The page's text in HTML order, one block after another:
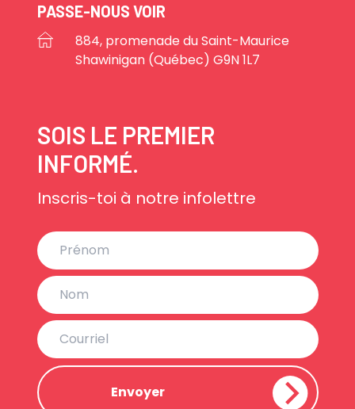
PASSE-NOUS VOIR
884, promenade du Saint-Maurice
Shawinigan (Québec) G9N 1L7
SOIS LE PREMIER
INFORMÉ.
Inscris-toi à notre infolettre